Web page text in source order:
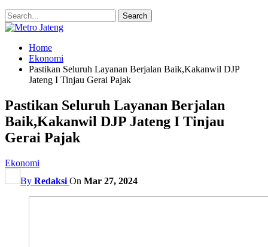
Home
Ekonomi
Pastikan Seluruh Layanan Berjalan Baik,Kakanwil DJP
Jateng I Tinjau Gerai Pajak
Pastikan Seluruh Layanan Berjalan
Baik,Kakanwil DJP Jateng I Tinjau
Gerai Pajak
Ekonomi
By Redaksi On Mar 27, 2024